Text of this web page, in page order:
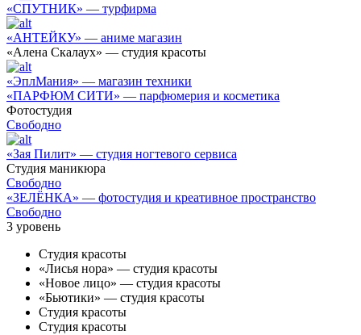
«СПУТНИК» — турфирма
«АНТЕЙКУ» — аниме магазин
«Алена Скалаух» — студия красоты
«ЭплМания» — магазин техники
«ПАРФЮМ СИТИ» — парфюмерия и косметика
Фотостудия
Свободно
«Зая Пилит» — студия ногтевого сервиса
Студия маникюра
Свободно
«ЗЕЛЁНКА» — фотостудия и креативное пространство
Свободно
3 уровень
Студия красоты
«Лисья нора» — студия красоты
«Новое лицо» — студия красоты
«Бьютики» — студия красоты
Студия красоты
Студия красоты